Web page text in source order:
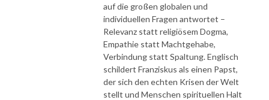
auf die großen globalen und
individuellen Fragen antwortet –
Relevanz statt religiösem Dogma,
Empathie statt Machtgehabe,
Verbindung statt Spaltung. Englisch
schildert Franziskus als einen Papst,
der sich den echten Krisen der Welt
stellt und Menschen spirituellen Halt